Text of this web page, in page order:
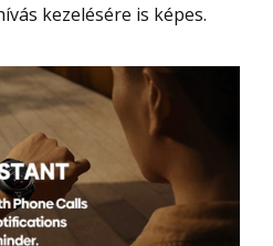
kezelésére is képes.